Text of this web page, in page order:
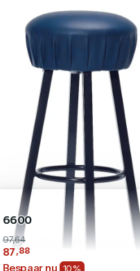
6600
97,64
87 ,88
Bespaar nu 10%